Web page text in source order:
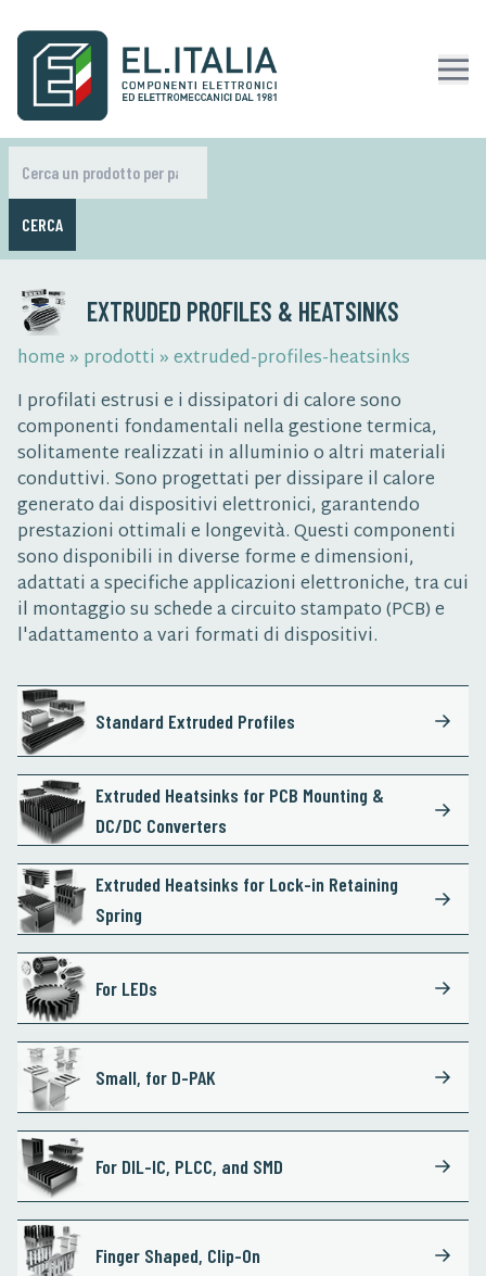
CERCA
EXTRUDED PROFILES & HEATSINKS
home » prodotti »extruded-profiles-heatsinks
I profilati estrusi e i dissipatori di calore sono
componenti fondamentali nella gestione termica,
solitamente realizzati in alluminio o altri materiali
conduttivi. Sono progettati per dissipare il calore
generato dai dispositivi elettronici, garantendo
prestazioni ottimali e longevità. Questi componenti
sono disponibili in diverse forme e dimensioni,
adattati a specifiche applicazioni elettroniche, tra cui
il montaggio su schede a circuito stampato (PCB) e
l'adattamento a vari formati di dispositivi.
Standard Extruded Profiles
Extruded Heatsinks for PCB Mounting &
DC/DC Converters
Extruded Heatsinks for Lock-in Retaining
Spring
For LEDs
Small, for D-PAK
For DIL-IC, PLCC, and SMD
Finger Shaped, Clip-On